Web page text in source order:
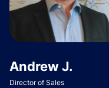
Andrew J.
Director of Sales